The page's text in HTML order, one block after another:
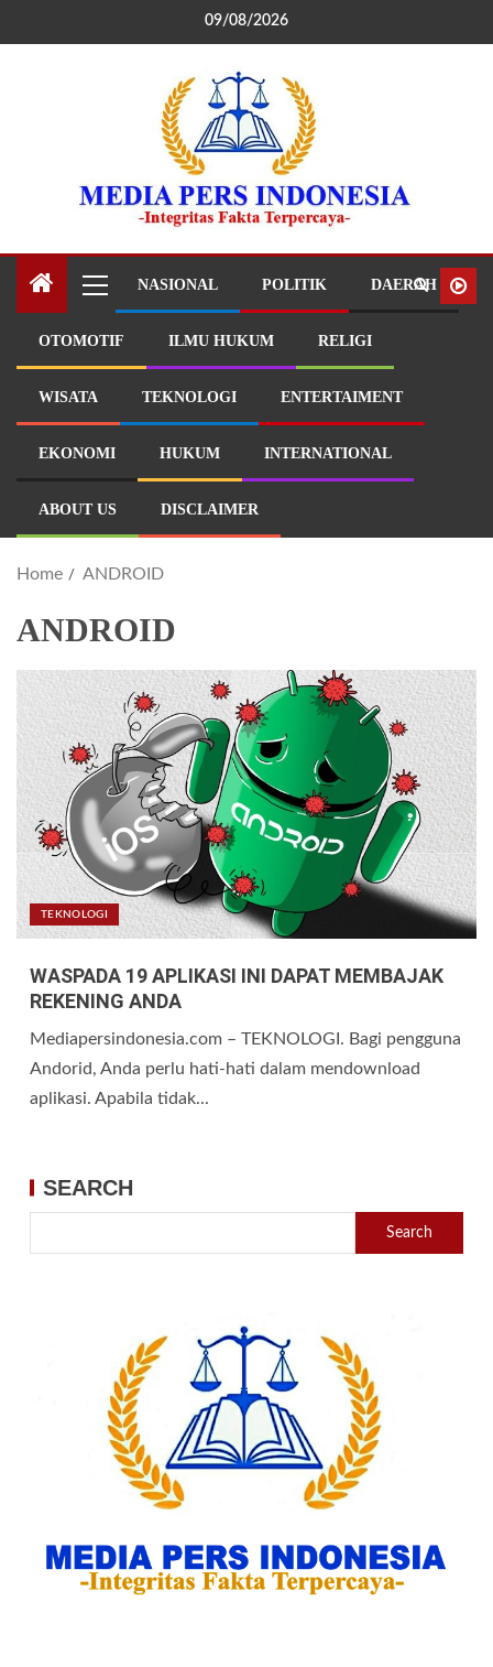
09/08/2026
NASIONAL POLITIK DAERAH
OTOMOTIF ILMU HUKUM RELIGI
WISATA TEKNOLOGI ENTERTAIMENT
EKONOMI HUKUM INTERNATIONAL
ABOUT US DISCLAIMER
Home ANDROID
ANDROID
TEKNOLOGI
WASPADA 19 APLIKASI INI DAPAT MEMBAJAK
REKENING ANDA
Mediapersindonesia.com – TEKNOLOGI. Bagi pengguna
Andorid, Anda perlu hati-hati dalam mendownload
aplikasi. Apabila tidak...
SEARCH
Search